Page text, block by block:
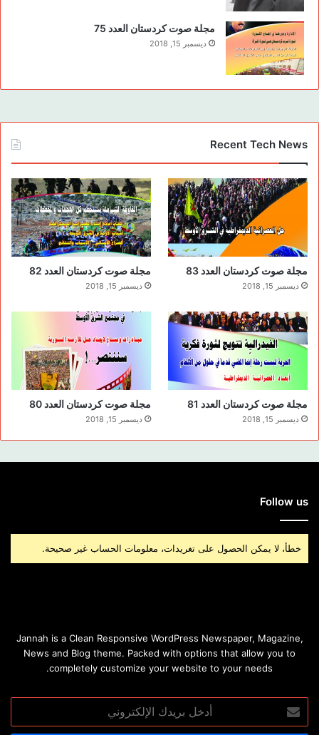
مجلة صوت كردستان العدد 75
ديسمبر 15, 2018
Recent Tech News
مجلة صوت كردستان العدد 83
ديسمبر 15, 2018
مجلة صوت كردستان العدد 82
ديسمبر 15, 2018
مجلة صوت كردستان العدد 81
ديسمبر 15, 2018
مجلة صوت كردستان العدد 80
ديسمبر 15, 2018
Follow us
خطأ، لا يمكن الحصول على تغريدات، معلومات الحساب غير صحيحة.
Jannah is a Clean Responsive WordPress Newspaper, Magazine,
News and Blog theme. Packed with options that allow you to
completely customize your website to your needs.
بريدك